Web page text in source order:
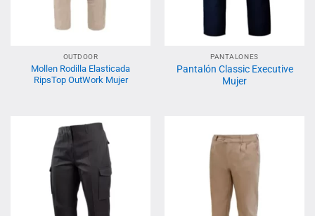
OUTDOOR
Mollen Rodilla Elasticada
RipsTop OutWork Mujer
PANTALONES
Pantalón Classic Executive
Mujer